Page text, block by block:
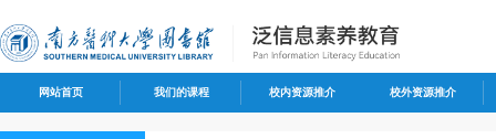
网站首页 我们的课程 校内资源推介 校外资源推介